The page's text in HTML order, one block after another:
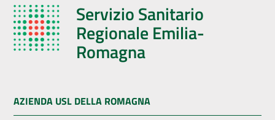
Servizio Sanitario
Regionale Emilia-
Romagna
AZIENDA USL DELLA ROMAGNA